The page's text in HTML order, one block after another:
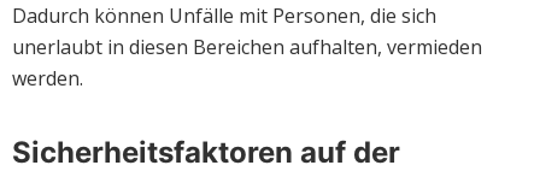
Dadurch können Unfälle mit Personen, die sich
unerlaubt in diesen Bereichen aufhalten, vermieden
werden.
Sicherheitsfaktoren auf der